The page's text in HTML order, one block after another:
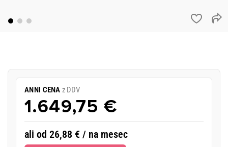
ANNI CENA z DDV
1.649,75 €
ali od 26,88 € / na mesec